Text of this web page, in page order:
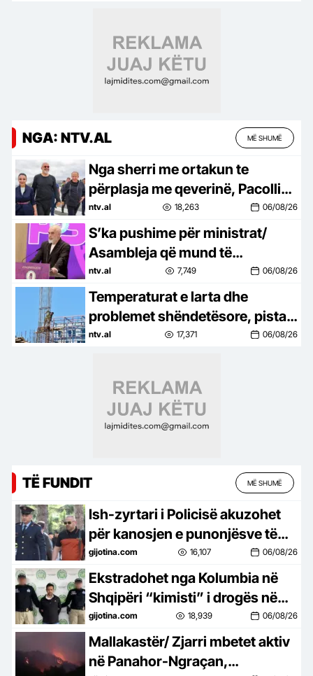
NGA: NTV.AL MË SHUMË
Nga sherri me ortakun te
përplasja me qeverinë, Pacolli
heq dorëzat: Koha e
emocioneve ka kaluar
ntv.al 18,263 06/08/26
S’ka pushime për ministrat/
Asambleja që mund të
ndryshojë kabinetin
ntv.al 7,749 06/08/26
Temperaturat e larta dhe
problemet shëndetësore, pistat
që po hetohen në Durrës
ntv.al 17,371 06/08/26
TË FUNDIT MË SHUMË
Ish-zyrtari i Policisë akuzohet
për kanosjen e punonjësve të
një hoteli në Dhërmi
gijotina.com 16,107 06/08/26
Ekstradohet nga Kolumbia në
Shqipëri “kimisti” i drogës në
Frakull, i dënuar me 14 vite burg
gijotina.com 18,939 06/08/26
Mallakastër/ Zjarri mbetet aktiv
në Panahor-Ngraçan,